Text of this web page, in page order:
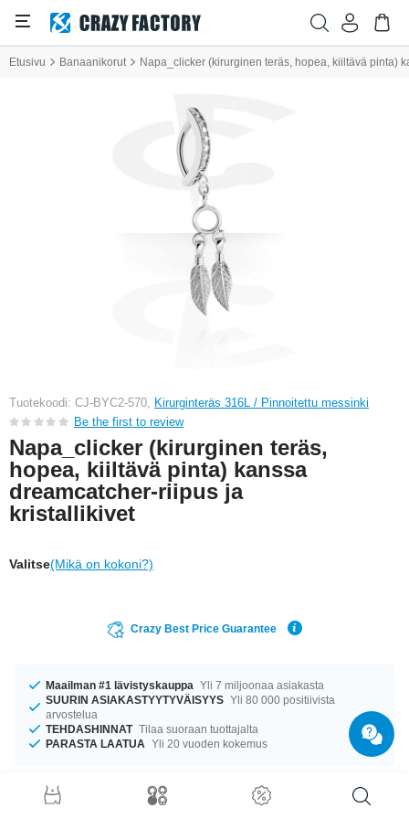
Etusivu Banaanikorut Napa_clicker (kirurginen teräs, hopea, kiiltävä pinta)
Tuotekoodi: CJ-BYC2-570, Kirurginteräs 316L / Pinnoitettu messinki
Be the first to review
Napa_clicker (kirurginen teräs,
hopea, kiiltävä pinta) kanssa
dreamcatcher-riipus ja
kristallikivet
Valitse(Mikä on kokoni?)
Crazy Best Price Guarantee
Maailman #1 lävistyskauppa Yli 7 miljoonaa asiakasta
SUURIN ASIAKASTYYTYVÄISYYS Yli 80 000 positiivista
arvostelua
TEHDASHINNAT Tilaa suoraan tuottajalta
PARASTA LAATUA Yli 20 vuoden kokemus